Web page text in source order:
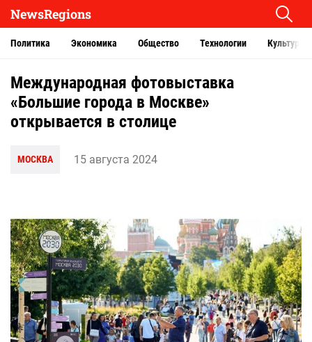
NewsRegions
Политика Экономика Общество Технологии Культура
Международная фотовыставка
«Большие города в Москве»
открывается в столице
МОСКВА 15 августа 2024